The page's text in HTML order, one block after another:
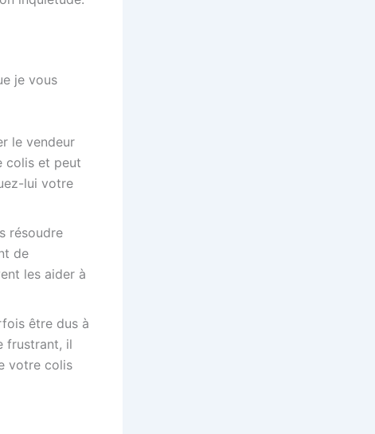
je vous
le vendeur
colis et peut
lui votre
résoudre
de
les aider à
être dus à
frustrant, il
votre colis